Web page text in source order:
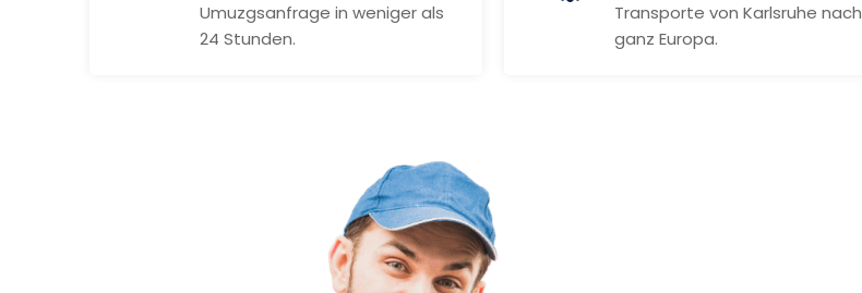
Umuzgsanfrage in weniger als
24 Stunden.
Transporte von Karlsruhe nach
ganz Europa.